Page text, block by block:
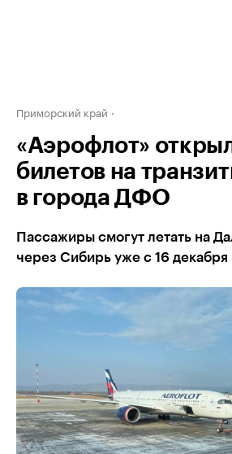
Приморский край
«Аэрофлот»
билетов на
в города ДФО
Пассажиры смогут летать на
через Сибирь уже с 16 декабря